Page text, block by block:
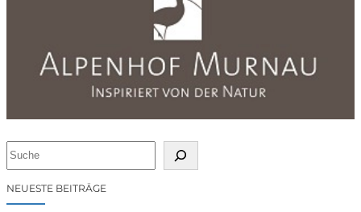
cNEUESTE BEITRÄGE